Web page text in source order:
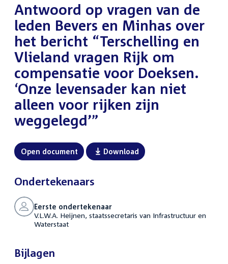
Antwoord op vragen van de
leden Bevers en Minhas over
het bericht “Terschelling en
Vlieland vragen Rijk om
compensatie voor Doeksen.
‘Onze levensader kan niet
alleen voor rijken zijn
weggelegd’”
Open document Download
Ondertekenaars
Eerste ondertekenaar
V.L.W.A. Heijnen, staatssecretaris van Infrastructuur en
Waterstaat
Bijlagen